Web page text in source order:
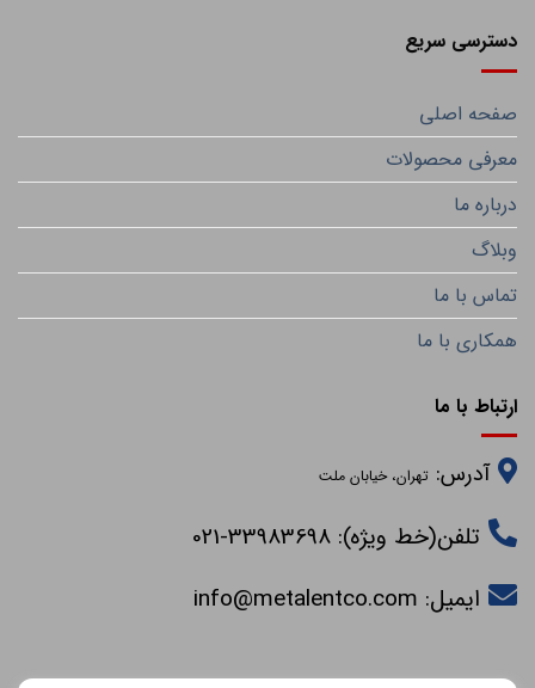
دسترسی سریع
صفحه اصلی
معرفی محصولات
درباره ما
وبلاگ
تماس با ما
همکاری با ما
ارتباط با ما
آدرس:تهران، خیابان ملت
تلفن(خط ویژه): 33983698-021
ایمیل:info@metalentco.com